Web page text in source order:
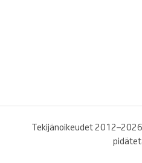
Tekijänoikeudet